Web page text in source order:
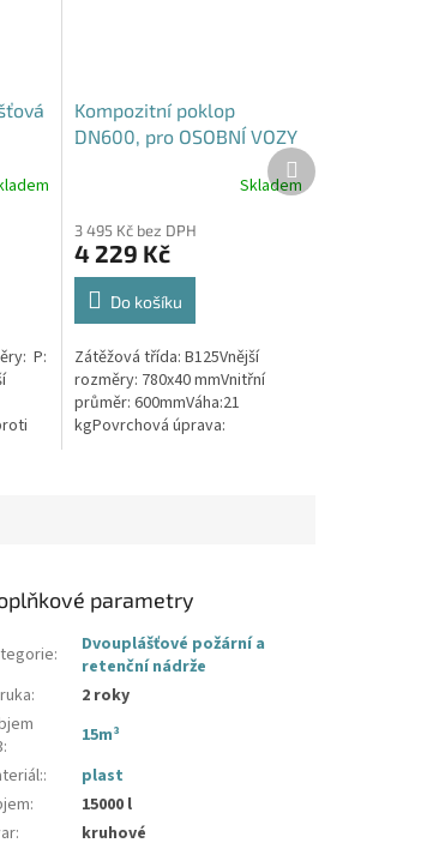
P:
Kompozitní poklop
DN600, pro OSOBNÍ VOZY
Skladem
3 495 Kč bez DPH
4 229 Kč
Do košíku
Zátěžová třída: B125Vnější
rozměry: 780x40 mmVnitřní
průměr: 600mmVáha:21
kgPovrchová úprava:
Další
produkt
parametry
:
Dvouplášťové požární a
retenční nádrže
:
2 roky
:
15m³
:
plast
:
15000 l
:
kruhové